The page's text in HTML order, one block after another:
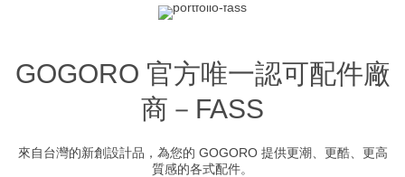
GOGORO 官方唯一認可配件廠
商－FASS
來自台灣的新創設計品，為您的 GOGORO 提供更潮、更酷、更高
質感的各式配件。